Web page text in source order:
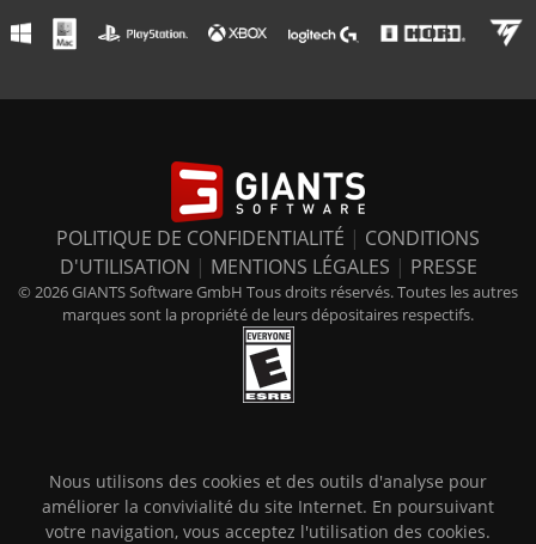
POLITIQUE DE CONFIDENTIALITÉ | CONDITIONS
D'UTILISATION | MENTIONS LÉGALES | PRESSE
© 2026 GIANTS Software GmbH Tous droits réservés. Toutes les autres
marques sont la propriété de leurs dépositaires respectifs.
Nous utilisons des cookies et des outils d'analyse pour
améliorer la convivialité du site Internet. En poursuivant
votre navigation, vous acceptez l'utilisation des cookies.